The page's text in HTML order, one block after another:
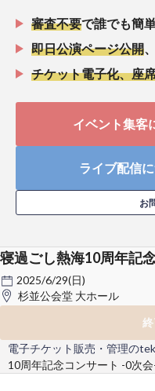
審査不要で誰でも簡
即日公演ページ公開
チケット電子化、座
イベント集客
ライブ配信
お
寝過ごし熱海10周年記
2025/6/29(日)
杉並公会堂 大ホール
電子チケット販売・管理の
10周年記念コンサート -0次